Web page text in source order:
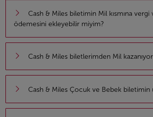
Cash & Miles biletimin Mil kısmına
ödemesini ekleyebilir miyim?
Cash & Miles biletlerimden Mil
Cash & Miles Çocuk ve Bebek biletimin